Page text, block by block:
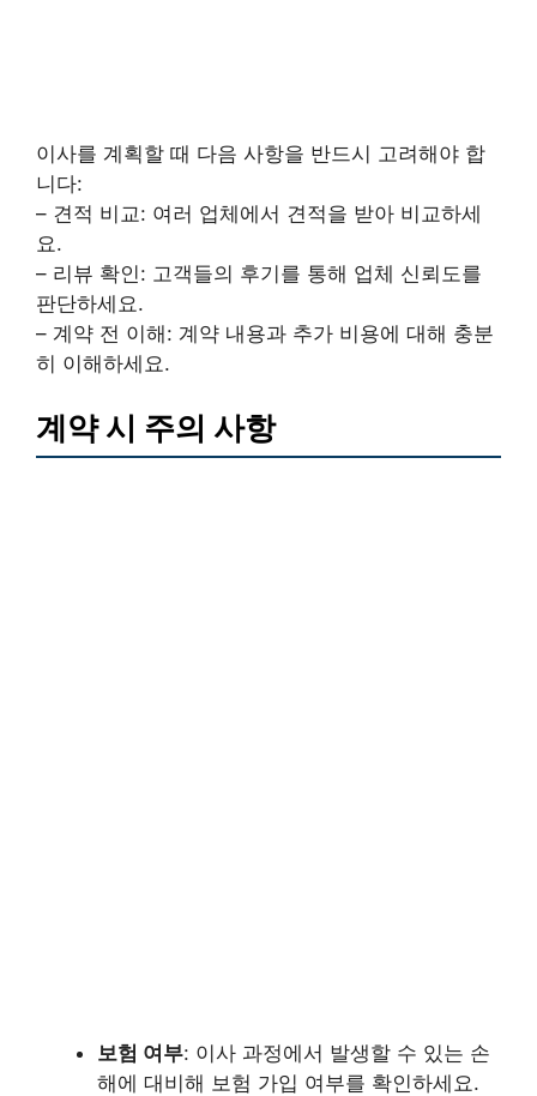
이사를 계획할 때 다음 사항을 반드시 고려해야 합
니다:
– 견적 비교: 여러 업체에서 견적을 받아 비교하세
요.
– 리뷰 확인: 고객들의 후기를 통해 업체 신뢰도를
판단하세요.
– 계약 전 이해: 계약 내용과 추가 비용에 대해 충분
히 이해하세요.
계약 시 주의 사항
보험 여부: 이사 과정에서 발생할 수 있는 손
해에 대비해 보험 가입 여부를 확인하세요.